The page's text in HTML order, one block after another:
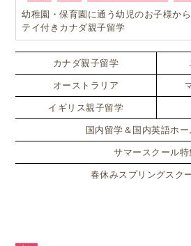
幼稚園・保育園に通う幼児のお子様か
テイ付きカナダ親子留学
カナダ親子留学
オーストラリア
イギリス親子留学
国内留学＆国内英語ホー
サマースクール特
春休みスプリングスク